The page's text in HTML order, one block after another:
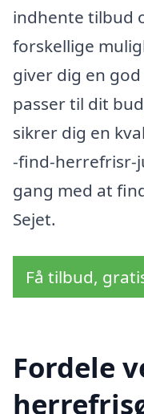
indhente tilbud
forskellige
giver dig en
passer til dit
sikrer dig en
-find-herrefrisr-
gang med at
Sejet.
Få tilbud,
Fordele